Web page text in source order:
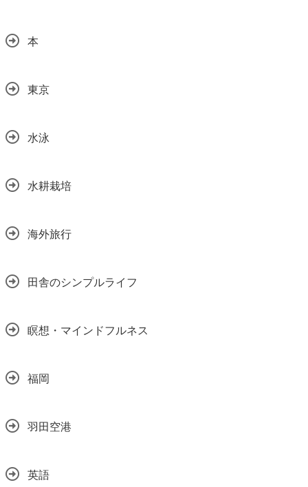
本
東京
水泳
水耕栽培
海外旅行
田舎のシンプルライフ
瞑想・マインドフルネス
福岡
羽田空港
英語